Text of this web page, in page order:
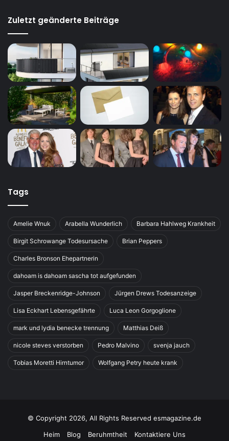
Zuletzt geänderte Beiträge
Tags
Amelie Wnuk Arabella Wunderlich Barbara Hahlweg Krankheit
Birgit Schrowange Todesursache Brian Peppers
Charles Bronson Ehepartnerin
dahoam is dahoam sascha tot aufgefunden
Jasper Breckenridge-Johnson Jürgen Drews Todesanzeige
Lisa Eckhart Lebensgefährte Luca Leon Gorgoglione
mark und lydia benecke trennung Matthias Deiß
nicole steves verstorben Pedro Malvino svenja jauch
Tobias Moretti Hirntumor Wolfgang Petry heute krank
© Copyright 2026, All Rights Reserved esmagazine.de
Heim
Blog Beruhmtheit Kontaktiere Uns